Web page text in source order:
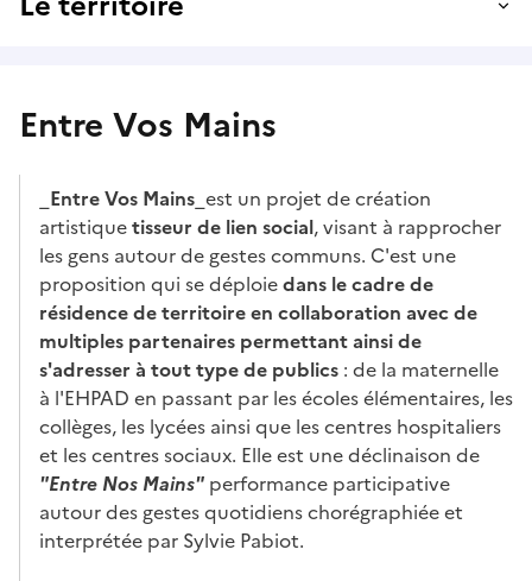
Entre Vos Mains
Entre Vos Mains _est un projet de création
artistiquetisseur de lien social, visant à rapprocher
les gens autour de gestes communs. C'est une
proposition qui se déploiedans le cadre de
résidence de territoire en collaboration avec de
multiples partenaires permettant ainsi de
s'adresser à tout type de publics : de la maternelle
à l'EHPAD en passant par les écoles élémentaires, les
collèges, les lycées ainsi que les centres hospitaliers
et les centres sociaux. Elle est une déclinaison de
"Entre Nos Mains" performance participative
autour des gestes quotidiens chorégraphiée et
interprétée par Sylvie Pabiot.